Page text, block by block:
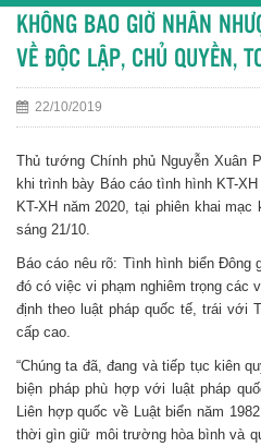
KHÔNG BAO GIỜ NHÂN
VỀ ĐỘC LẬP, CHỦ QUYỀN,
22/10/2019
Thủ tướng Chính phủ Nguyễn Xuân
khi trình bày Báo cáo tình hình KT-
KT-XH năm 2020, tại phiên khai
sáng 21/10.
Báo cáo nêu rõ: Tình hình biển Đông
đó có việc vi phạm nghiêm trọng các
định theo luật pháp quốc tế, trái với
cấp cao.
“Chúng ta đã, đang và tiếp tục kiên
biện pháp phù hợp với luật pháp
Liên hợp quốc về Luật biển năm
thời gìn giữ môi trường hòa bình và